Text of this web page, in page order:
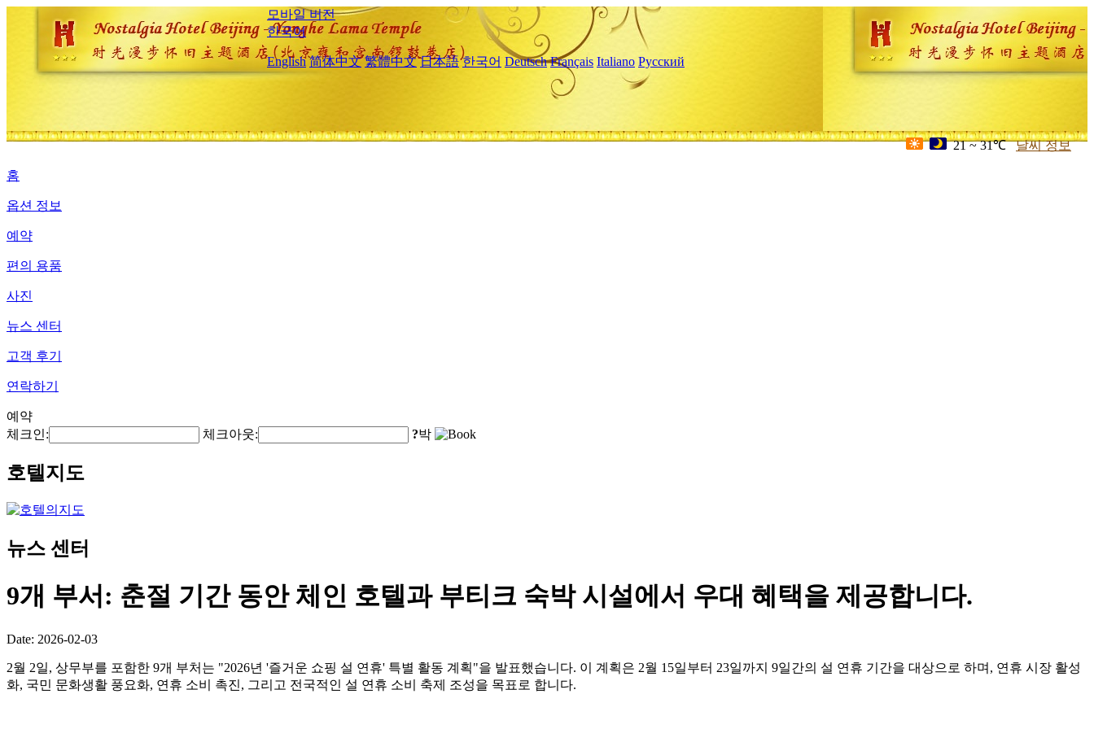
모바일 버전
한국어
English 简体中文 繁體中文 日本語 한국어 Deutsch Français Italiano Русский
21 ~ 31℃ 날씨 정보
홈
옵션 정보
예약
편의 용품
사진
뉴스 센터
고객 후기
연락하기
예약
체크인:
체크아웃: ?박
호텔지도
뉴스 센터
9개 부서: 춘절 기간 동안 체인 호텔과 부티크 숙박 시설에서 우대 혜택을 제공합니다.
Date: 2026-02-03
2월 2일, 상무부를 포함한 9개 부처는 "2026년 '즐거운 쇼핑 설 연휴' 특별 활동 계획"을 발표했습니다. 이 계획은 2월 15일부터 23일까지 9일간의 설 연휴 기간을 대상으로 하며, 연휴 시장 활성
화, 국민 문화생활 풍요화, 연휴 소비 촉진, 그리고 전국적인 설 연휴 소비 축제 조성을 목표로 합니다.